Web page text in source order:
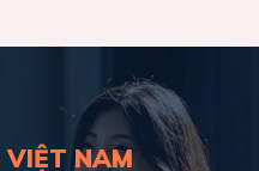
VIỆT NAM